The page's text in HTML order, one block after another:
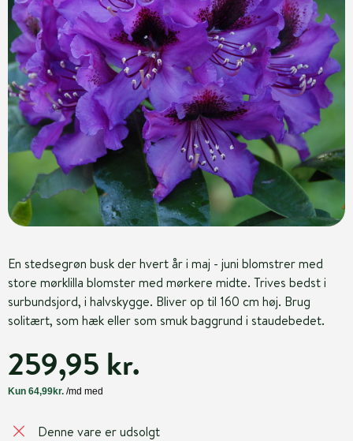
En stedsegrøn busk der hvert år i maj - juni blomstrer med
store mørklilla blomster med mørkere midte. Trives bedst i
surbundsjord, i halvskygge. Bliver op til 160 cm høj. Brug
solitært, som hæk eller som smuk baggrund i staudebedet.
259,95 kr.
Denne vare er udsolgt